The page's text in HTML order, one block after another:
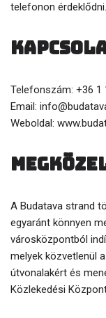
telefonon érdeklődni.
Telefonszám: +36 1
Email:
Weboldal:
A Budatava strand
egyaránt könnyen
városközpontból
melyek közvetlenül
útvonalakért és
Közlekedési